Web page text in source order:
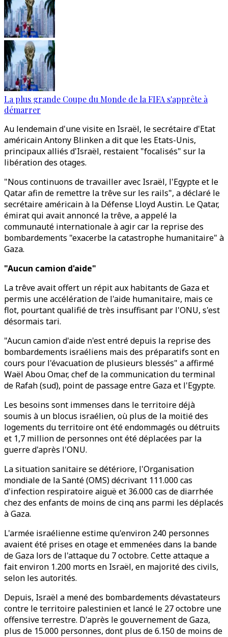
La plus grande Coupe du Monde de la FIFA s'apprête à
démarrer
Au lendemain d'une visite en Israël, le secrétaire d'Etat
américain Antony Blinken a dit que les Etats-Unis,
principaux alliés d'Israël, restaient "focalisés" sur la
libération des otages.
"Nous continuons de travailler avec Israël, l'Egypte et le
Qatar afin de remettre la trêve sur les rails", a déclaré le
secrétaire américain à la Défense Lloyd Austin. Le Qatar,
émirat qui avait annoncé la trêve, a appelé la
communauté internationale à agir car la reprise des
bombardements "exacerbe la catastrophe humanitaire" à
Gaza.
"Aucun camion d'aide"
La trêve avait offert un répit aux habitants de Gaza et
permis une accélération de l'aide humanitaire, mais ce
flot, pourtant qualifié de très insuffisant par l'ONU, s'est
désormais tari.
"Aucun camion d'aide n'est entré depuis la reprise des
bombardements israéliens mais des préparatifs sont en
cours pour l'évacuation de plusieurs blessés" a affirmé
Waël Abou Omar, chef de la communication du terminal
de Rafah (sud), point de passage entre Gaza et l'Egypte.
Les besoins sont immenses dans le territoire déjà
soumis à un blocus israélien, où plus de la moitié des
logements du territoire ont été endommagés ou détruits
et 1,7 million de personnes ont été déplacées par la
guerre d'après l'ONU.
La situation sanitaire se détériore, l'Organisation
mondiale de la Santé (OMS) décrivant 111.000 cas
d'infection respiratoire aiguë et 36.000 cas de diarrhée
chez des enfants de moins de cinq ans parmi les déplacés
à Gaza.
L'armée israélienne estime qu'environ 240 personnes
avaient été prises en otage et emmenées dans la bande
de Gaza lors de l'attaque du 7 octobre. Cette attaque a
fait environ 1.200 morts en Israël, en majorité des civils,
selon les autorités.
Depuis, Israël a mené des bombardements dévastateurs
contre le territoire palestinien et lancé le 27 octobre une
offensive terrestre. D'après le gouvernement de Gaza,
plus de 15.000 personnes, dont plus de 6.150 de moins de